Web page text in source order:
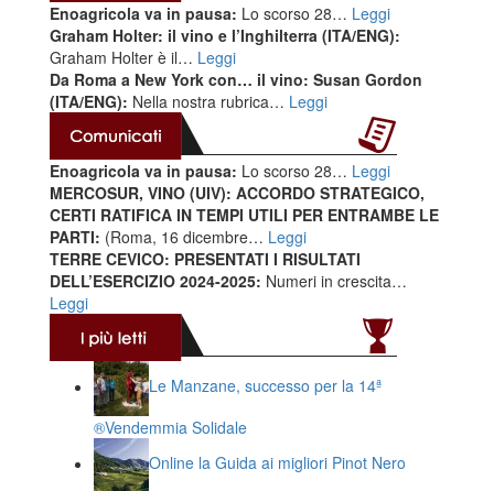
Enoagricola va in pausa: Lo scorso 28… Leggi
Graham Holter: il vino e l’Inghilterra (ITA/ENG):
Graham Holter è il… Leggi
Da Roma a New York con… il vino: Susan Gordon
(ITA/ENG): Nella nostra rubrica… Leggi
Enoagricola va in pausa: Lo scorso 28… Leggi
MERCOSUR, VINO (UIV): ACCORDO STRATEGICO,
CERTI RATIFICA IN TEMPI UTILI PER ENTRAMBE LE
PARTI: (Roma, 16 dicembre… Leggi
TERRE CEVICO: PRESENTATI I RISULTATI
DELL’ESERCIZIO 2024-2025: Numeri in crescita…
Leggi
Le Manzane, successo per la 14ª
®️Vendemmia Solidale
Online la Guida ai migliori Pinot Nero